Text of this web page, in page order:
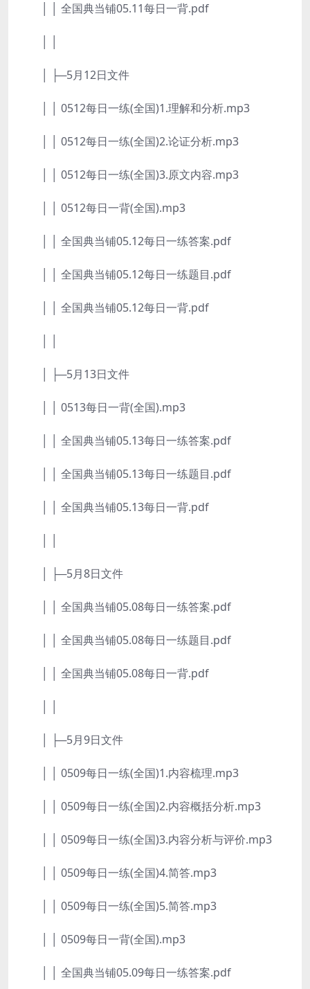
│ │ 全国典当铺05.11每日一背.pdf
│ ├─5月12日文件
│ │ 0512每日一练(全国)1.理解和分析.mp3
│ │ 0512每日一练(全国)2.论证分析.mp3
│ │ 0512每日一练(全国)3.原文内容.mp3
│ │ 0512每日一背(全国).mp3
│ │ 全国典当铺05.12每日一练答案.pdf
│ │ 全国典当铺05.12每日一练题目.pdf
│ │ 全国典当铺05.12每日一背.pdf
│ ├─5月13日文件
│ │ 0513每日一背(全国).mp3
│ │ 全国典当铺05.13每日一练答案.pdf
│ │ 全国典当铺05.13每日一练题目.pdf
│ │ 全国典当铺05.13每日一背.pdf
│ ├─5月8日文件
│ │ 全国典当铺05.08每日一练答案.pdf
│ │ 全国典当铺05.08每日一练题目.pdf
│ │ 全国典当铺05.08每日一背.pdf
│ ├─5月9日文件
│ │ 0509每日一练(全国)1.内容梳理.mp3
│ │ 0509每日一练(全国)2.内容概括分析.mp3
│ │ 0509每日一练(全国)3.内容分析与评价.mp3
│ │ 0509每日一练(全国)4.简答.mp3
│ │ 0509每日一练(全国)5.简答.mp3
│ │ 0509每日一背(全国).mp3
│ │ 全国典当铺05.09每日一练答案.pdf